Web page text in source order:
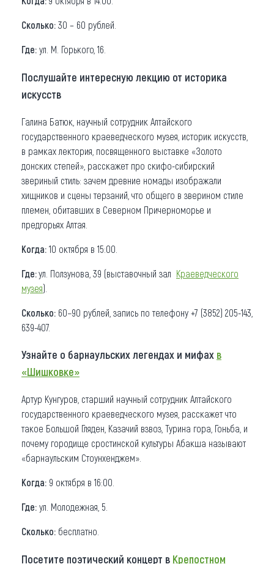
Сколько: 30 – 60 рублей.
Где: ул. М. Горького, 16.
Послушайте интересную лекцию от историка
искусств
Галина Батюк, научный сотрудник Алтайского
государственного краеведческого музея, историк искусств,
в рамках лектория, посвященного выставке «Золото
донских степей», расскажет про скифо-сибирский
звериный стиль: зачем древние номады изображали
хищников и сцены терзаний, что общего в зверином стиле
племен, обитавших в Северном Причерноморье и
предгорьях Алтая.
Когда: 10 октября в 15:00.
Где:ул. Ползунова, 39 (выставочный зал Краеведческого
музея).
Сколько: 60−90 рублей, запись по телефону +7 (3852) 205-143,
639-407.
Узнайте о барнаульских легендах и мифах в
«Шишковке»
Артур Кунгуров, старший научный сотрудник Алтайского
государственного краеведческого музея, расскажет что
такое Большой Гляден, Казачий взвоз, Турина гора, Гоньба, и
почему городище сростинской культуры Абакша называют
«барнаульским Стоунхенджем».
Когда: 9 октября в 16:00.
Где: ул. Молодежная, 5.
Сколько: бесплатно.
Посетите поэтический концерт в Крепостном